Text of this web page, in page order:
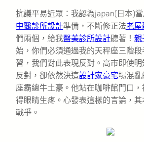
抗議平易近眾：我認為japan(日本)
中醫診所設計準備，不斷修正法老屋
們兩個，給我醫美診所設計聽著！ 親
始，你們必須通過我的天秤座三階
習，我們對此表現反對。高市即使
反對，卻依然決這設計家豪宅場混亂
座霸總牛土豪。他站在咖啡館門口
得眼睛生疼。心發表這樣的言論，
戰爭。